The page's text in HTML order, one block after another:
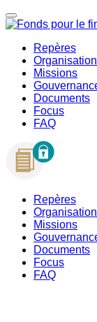
Repères
Organisation
Missions
Documents
Focus
FAQ
Repères
Organisation
Missions
Documents
Focus
FAQ